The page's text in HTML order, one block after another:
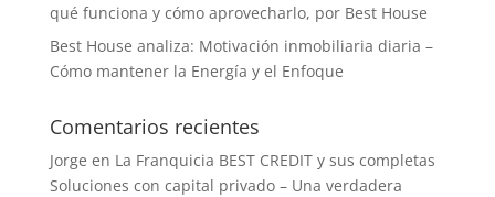
qué funciona y cómo aprovecharlo, por Best House
Best House analiza: Motivación inmobiliaria diaria –
Cómo mantener la Energía y el Enfoque
Comentarios recientes
Jorge en La Franquicia BEST CREDIT y sus completas
Soluciones con capital privado – Una verdadera